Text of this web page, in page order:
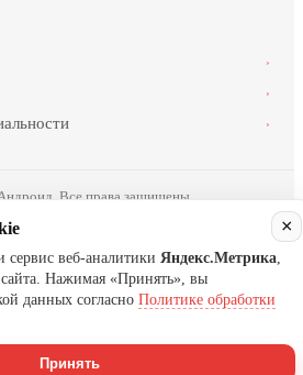
›
›
›
Все права защищены.
×
веб-аналитики Яндекс.Метрика,
Нажимая «Принять», вы
данных согласно Политике обработки
Принять
в WhatsApp Написать в MAX